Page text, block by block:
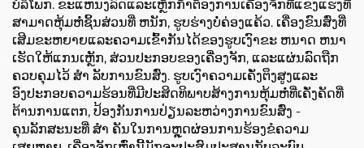
ບໍລິໂພກ. ຂະແຫນງລົດແລະເຫຼັກກ້າຕ້ອງການເຄື່ອງຈັກທີ່ແຂງແຮງທີ່
ສາມາດຫຸ້ມຫໍ່ຊິ້ນສ່ວນທີ່ ຫນັກ, ຮູບຮ່າງບໍ່ຄ່ອງແຄ້ວ. ເຄື່ອງຂົນສົ່ງທີ່
ເສີມຂະຫຍາຍແລະຄວາມເຂົ້າກັນໄດ້ຂອງຮູບເງົາຂະ ຫນາດ ຫນາ
ເຮັດໃຫ້ແກນເຫຼັກ, ສ່ວນປະກອບຂອງເຄື່ອງຈັກ, ແລະແຜ່ນລົດຖືກ
ຄວບຄຸມໄວ້ ສໍາ ລັບການຂົນສົ່ງ. ຮູບເງົາຄວາມເຄັ່ງຕຶງສູງແລະ
ອົງປະກອບຄວາມຮ້ອນທີ່ມີປະສິດທິພາບສ້າງການຫຸ້ມຫໍ່ທີ່ເຄັ່ງຄັດທີ່
ຕ້ານການແຕກ, ປ້ອງກັນການປ່ຽນລະຫວ່າງການຂົນສົ່ງ -
ຄຸນລັກສະນະທີ່ ສໍາ ຄັນໃນການຫຼຸດຜ່ອນການຮ້ອງຂໍຄວາມ